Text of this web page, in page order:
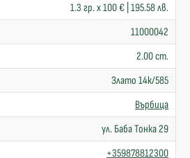
1.3 гр. x 100 € | 195.58 лв.
11000042
2.00 cm.
Злато 14к/585
Върбица
ул. Баба Тонка 29
+359878812300